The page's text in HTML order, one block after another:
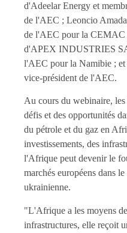
d'Adeelar Energy et
de l'AEC ; Leoncio
de l'AEC pour la CEMAC
d'APEX INDUSTRIES
l'AEC pour la Namibie ;
vice-président de l'AEC.
Au cours du webinaire,
défis et des opportunités
du pétrole et du gaz en
investissements, des
l'Afrique peut devenir le
marchés européens dans
ukrainienne.
"L'Afrique a les moyens
infrastructures, elle reçoit